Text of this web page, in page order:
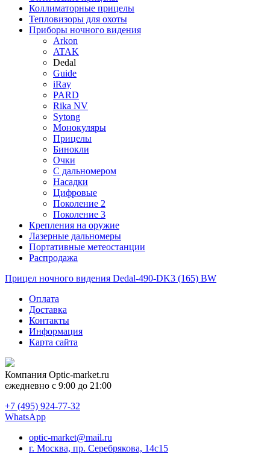
Коллиматорные прицелы
Тепловизоры для охоты
Приборы ночного видения
Arkon
ATAK
Dedal
Guide
iRay
PARD
Rika NV
Sytong
Монокуляры
Прицелы
Бинокли
Очки
С дальномером
Насадки
Цифровые
Поколение 2
Поколение 3
Крепления на оружие
Лазерные дальномеры
Портативные метеостанции
Распродажа
Прицел ночного видения Dedal-490-DK3 (165) BW
Оплата
Доставка
Контакты
Информация
Карта сайта
Компания Optic-market.ru
ежедневно с 9:00 до 21:00
+7 (495) 924-77-32
WhatsApp
optic-market@mail.ru
г. Москва, пр. Серебрякова, 14с15